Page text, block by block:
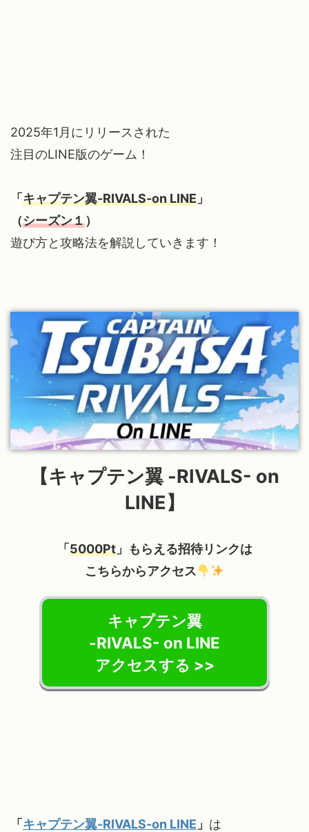
2025年1月にリリースされた
注目のLINE版のゲーム！
「 キャプテン翼-RIVALS-on LINE 」
（シーズン１）
遊び方と攻略法を解説していきます！
【キャプテン翼 -RIVALS- on
LINE】
「 5000Pt」もらえる招待リンクは
こちらからアクセス
キャプテン翼
-RIVALS- on LINE
アクセスする >>
「 キャプテン翼-RIVALS-on LINE 」 は